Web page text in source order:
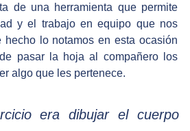
de una herramienta que permite
y el trabajo en equipo que nos
hecho lo notamos en esta ocasión
pasar la hoja al compañero los
algo que les pertenece.
era dibujar el cuerpo